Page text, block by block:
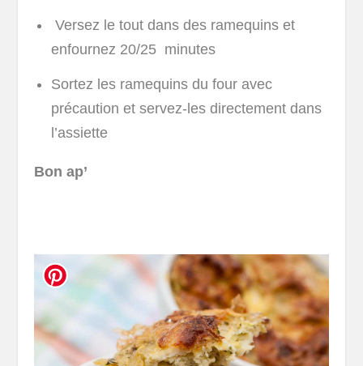
Versez le tout dans des ramequins et
enfournez 20/25 minutes
Sortez les ramequins du four avec
précaution et servez-les directement dans
l’assiette
Bon ap’